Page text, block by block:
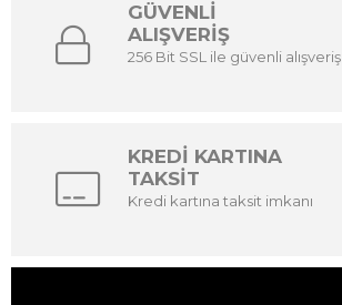
GÜVENLİ
ALIŞVERİŞ
256 Bit SSL ile güvenli alışveriş
KREDİ KARTINA
TAKSİT
Kredi kartına taksit imkanı